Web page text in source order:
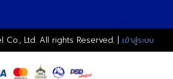
Co., Ltd. All rights Reserved. | เข้าสู่ระบบ